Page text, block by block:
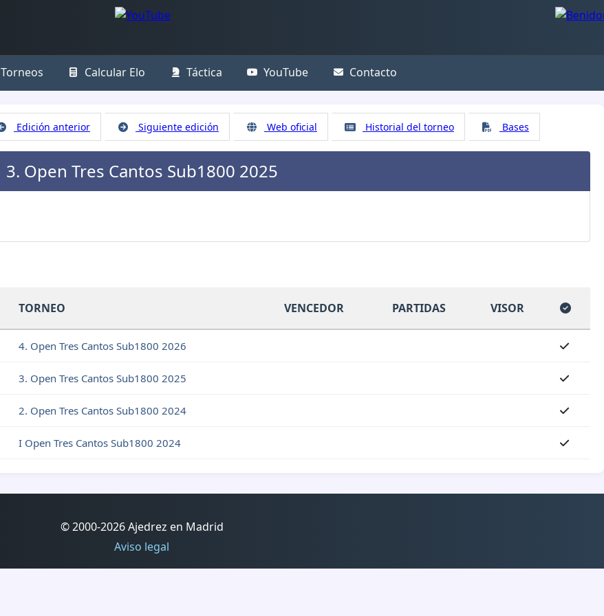
Torneos Calcular Elo Táctica YouTube Contacto
Edición anterior Siguiente edición Web oficial Historial del torneo Bases
3. Open Tres Cantos Sub1800 2025
TORNEO VENCEDOR PARTIDAS VISOR
4. Open Tres Cantos Sub1800 2026
3. Open Tres Cantos Sub1800 2025
2. Open Tres Cantos Sub1800 2024
I Open Tres Cantos Sub1800 2024
© 2000-2026 Ajedrez en Madrid
Aviso legal